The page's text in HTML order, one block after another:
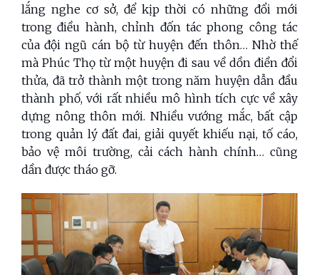
lắng nghe cơ sở, để kịp thời có những đổi mới
trong điều hành, chỉnh đốn tác phong công tác
của đội ngũ cán bộ từ huyện đến thôn… Nhờ thế
mà Phúc Thọ từ một huyện đi sau về dồn điền đổi
thửa, đã trở thành một trong năm huyện dẫn đầu
thành phố, với rất nhiều mô hình tích cực về xây
dựng nông thôn mới. Nhiều vướng mắc, bất cập
trong quản lý đất đai, giải quyết khiếu nại, tố cáo,
bảo vệ môi trường, cải cách hành chính… cũng
dần được tháo gỡ.